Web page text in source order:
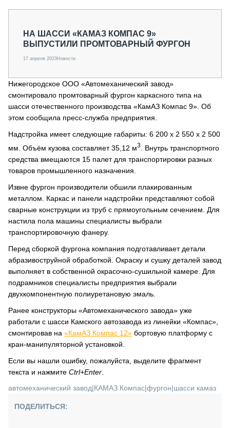
О ПРОЕКТЕ
НА ШАССИ «КАМАЗ КОМПАС 9»
ВЫПУСТИЛИ ПРОМТОВАРНЫЙ ФУРГОН
17 апреля 2023Новости
Нижегородское ООО «Автомеханический завод»
смонтировало промтоварный фургон каркасного типа на
шасси отечественного производства «КамАЗ Компас 9». Об
этом сообщила пресс-служба предприятия.
Надстройка имеет следующие габариты: 6 200 х 2 550 х 2 500
мм. Объём кузова составляет 35,12 м3
. Внутрь транспортного
средства вмещаются 15 палет для транспортировки разных
товаров промышленного назначения.
Извне фургон производители обшили плакированным
металлом. Каркас и панели надстройки представляют собой
сварные конструкции из труб с прямоугольным сечением. Для
настила пола машины специалисты выбрали
транспортировочную фанеру.
Перед сборкой фургона компания подготавливает детали
абразивоструйной обработкой. Окраску и сушку деталей завод
выполняет в собственной окрасочно-сушильной камере. Для
подрамников специалисты предприятия выбрали
двухкомпонентную полиуретановую эмаль.
Ранее конструкторы «Автомеханического завода» уже
работали с шасси Камского автозавода из линейки «Компас»,
смонтировав на «КамАЗ Компас 12» бортовую платформу с
кран-манипуляторной установкой.
Если вы нашли ошибку, пожалуйста, выделите фрагмент
текста и нажмите Ctrl+Enter
автомеханический завод|КАМАЗ Компас|фургон|шасси камаз
ПОДЕЛИТЬСЯ: